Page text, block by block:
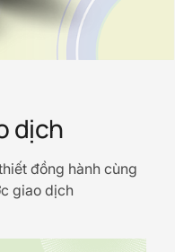
dịch
đồng hành cùng
giao dịch